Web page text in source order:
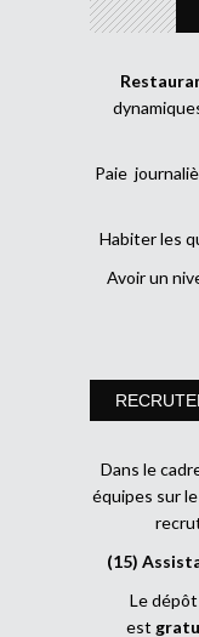
Paie
Habiter les
Avoir un
Dans le
équipes sur
(15)
Le
est